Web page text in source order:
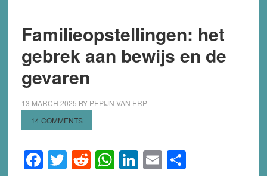
Familieopstellingen: het
gebrek aan bewijs en de
gevaren
13 MARCH 2025 BY PEPIJN VAN ERP
14 COMMENTS
Facebook
Twitter
Reddit
WhatsApp
LinkedIn
EmailShare